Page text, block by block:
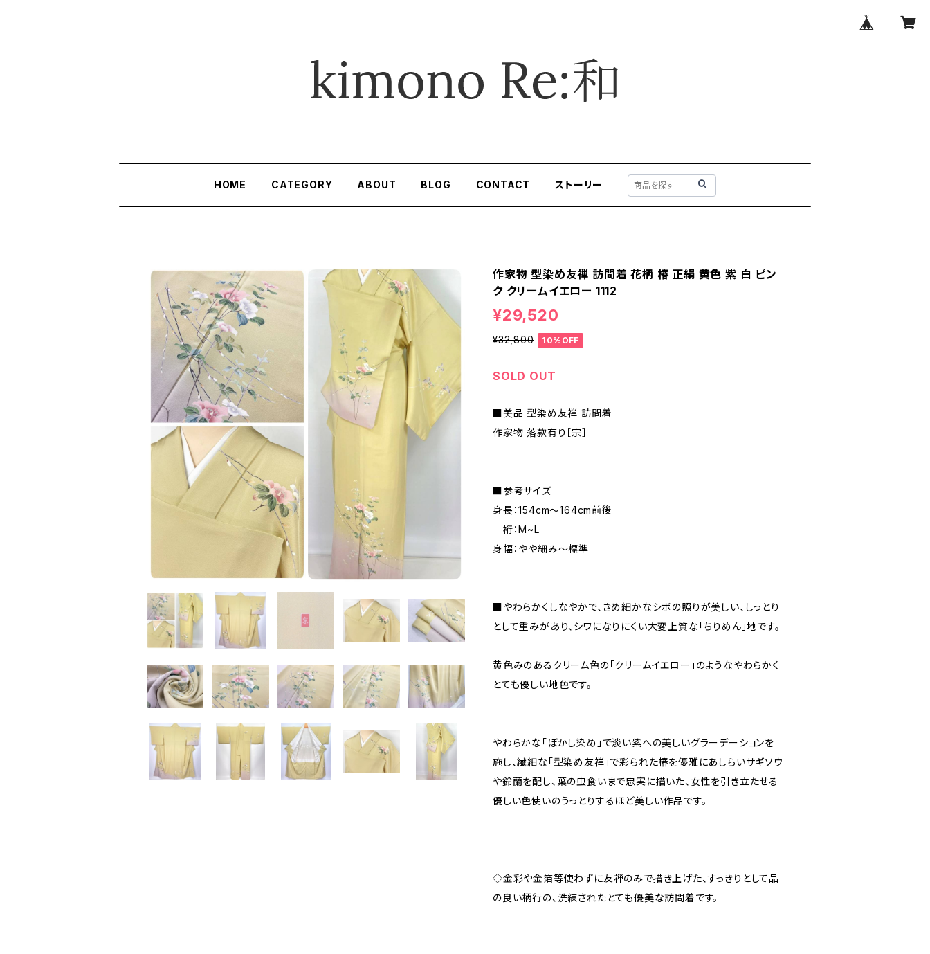
HOME CATEGORY ABOUT BLOG CONTACT ストーリー
作家物 型染め友禅 訪問着 花柄 椿 正絹 黄色 紫 白 ピン
ク クリームイエロー 1112
¥29,520
¥32,800 10%OFF
SOLD OUT
■美品 型染め友禅 訪問着
作家物 落款有り［宗］
■参考サイズ
身長：154cm～164cm前後
裄：M~L
身幅：やや細み～標準
■やわらかくしなやかで、きめ細かなシボの照りが美しい、しっとり
として重みがあり、シワになりにくい大変上質な「ちりめん」地です。
黄色みのあるクリーム色の「クリームイエロー」のようなやわらかく
とても優しい地色です。
やわらかな「ぼかし染め」で淡い紫への美しいグラーデーションを
施し、繊細な「型染め友禅」で彩られた椿を優雅にあしらいサギソウ
や鈴蘭を配し、葉の虫食いまで忠実に描いた、女性を引き立たせる
優しい色使いのうっとりするほど美しい作品です。
◇金彩や金箔等使わずに友禅のみで描き上げた、すっきりとして品
の良い柄行の、洗練されたとても優美な訪問着です。